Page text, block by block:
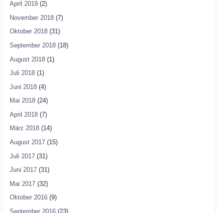
April 2019(2)
November 2018(7)
Oktober 2018(31)
September 2018(18)
August 2018(1)
Juli 2018(1)
Juni 2018(4)
Mai 2018(24)
April 2018(7)
März 2018(14)
August 2017(15)
Juli 2017(31)
Juni 2017(31)
Mai 2017(32)
Oktober 2016(9)
September 2016(23)